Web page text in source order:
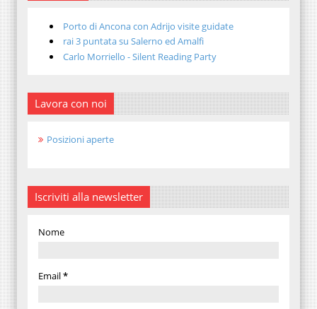
Porto di Ancona con Adrijo visite guidate
rai 3 puntata su Salerno ed Amalfi
Carlo Morriello - Silent Reading Party
Lavora con noi
Posizioni aperte
Iscriviti alla newsletter
Nome
Email*